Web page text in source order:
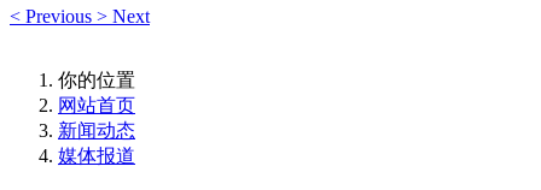
< Previous > Next
你的位置
网站首页
新闻动态
媒体报道